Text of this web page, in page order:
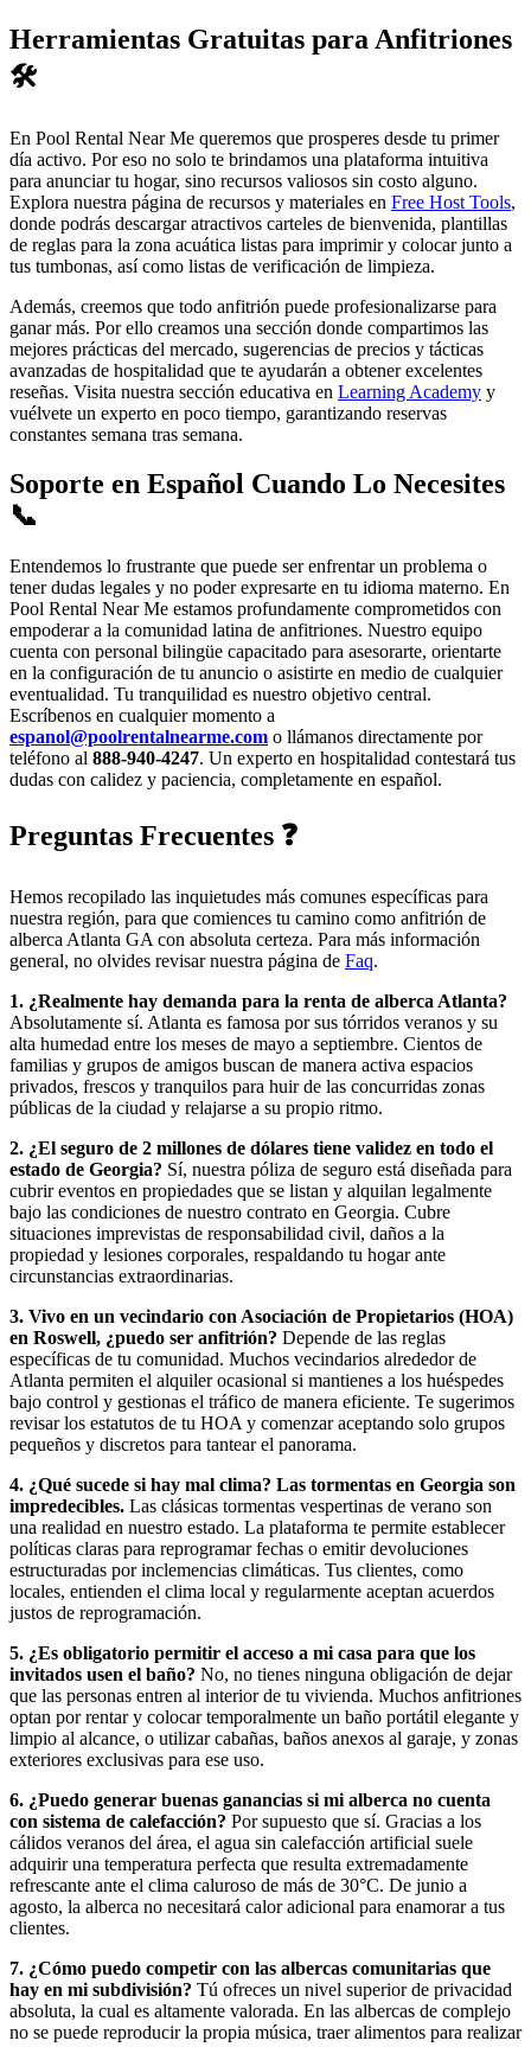
Herramientas Gratuitas para Anfitriones
🛠️
En Pool Rental Near Me queremos que prosperes desde tu primer
día activo. Por eso no solo te brindamos una plataforma intuitiva
para anunciar tu hogar, sino recursos valiosos sin costo alguno.
Explora nuestra página de recursos y materiales en Free Host Tools,
donde podrás descargar atractivos carteles de bienvenida, plantillas
de reglas para la zona acuática listas para imprimir y colocar junto a
tus tumbonas, así como listas de verificación de limpieza.
Además, creemos que todo anfitrión puede profesionalizarse para
ganar más. Por ello creamos una sección donde compartimos las
mejores prácticas del mercado, sugerencias de precios y tácticas
avanzadas de hospitalidad que te ayudarán a obtener excelentes
reseñas. Visita nuestra sección educativa en Learning Academy y
vuélvete un experto en poco tiempo, garantizando reservas
constantes semana tras semana.
Soporte en Español Cuando Lo Necesites
📞
Entendemos lo frustrante que puede ser enfrentar un problema o
tener dudas legales y no poder expresarte en tu idioma materno. En
Pool Rental Near Me estamos profundamente comprometidos con
empoderar a la comunidad latina de anfitriones. Nuestro equipo
cuenta con personal bilingüe capacitado para asesorarte, orientarte
en la configuración de tu anuncio o asistirte en medio de cualquier
eventualidad. Tu tranquilidad es nuestro objetivo central.
Escríbenos en cualquier momento a
espanol@poolrentalnearme.com o llámanos directamente por
teléfono al 888-940-4247. Un experto en hospitalidad contestará tus
dudas con calidez y paciencia, completamente en español.
Preguntas Frecuentes ❓
Hemos recopilado las inquietudes más comunes específicas para
nuestra región, para que comiences tu camino como anfitrión de
alberca Atlanta GA con absoluta certeza. Para más información
general, no olvides revisar nuestra página de Faq.
1. ¿Realmente hay demanda para la renta de alberca Atlanta?
Absolutamente sí. Atlanta es famosa por sus tórridos veranos y su
alta humedad entre los meses de mayo a septiembre. Cientos de
familias y grupos de amigos buscan de manera activa espacios
privados, frescos y tranquilos para huir de las concurridas zonas
públicas de la ciudad y relajarse a su propio ritmo.
2. ¿El seguro de 2 millones de dólares tiene validez en todo el
estado de Georgia? Sí, nuestra póliza de seguro está diseñada para
cubrir eventos en propiedades que se listan y alquilan legalmente
bajo las condiciones de nuestro contrato en Georgia. Cubre
situaciones imprevistas de responsabilidad civil, daños a la
propiedad y lesiones corporales, respaldando tu hogar ante
circunstancias extraordinarias.
3. Vivo en un vecindario con Asociación de Propietarios (HOA)
en Roswell, ¿puedo ser anfitrión? Depende de las reglas
específicas de tu comunidad. Muchos vecindarios alrededor de
Atlanta permiten el alquiler ocasional si mantienes a los huéspedes
bajo control y gestionas el tráfico de manera eficiente. Te sugerimos
revisar los estatutos de tu HOA y comenzar aceptando solo grupos
pequeños y discretos para tantear el panorama.
4. ¿Qué sucede si hay mal clima? Las tormentas en Georgia son
impredecibles. Las clásicas tormentas vespertinas de verano son
una realidad en nuestro estado. La plataforma te permite establecer
políticas claras para reprogramar fechas o emitir devoluciones
estructuradas por inclemencias climáticas. Tus clientes, como
locales, entienden el clima local y regularmente aceptan acuerdos
justos de reprogramación.
5. ¿Es obligatorio permitir el acceso a mi casa para que los
invitados usen el baño? No, no tienes ninguna obligación de dejar
que las personas entren al interior de tu vivienda. Muchos anfitriones
optan por rentar y colocar temporalmente un baño portátil elegante y
limpio al alcance, o utilizar cabañas, baños anexos al garaje, y zonas
exteriores exclusivas para ese uso.
6. ¿Puedo generar buenas ganancias si mi alberca no cuenta
con sistema de calefacción? Por supuesto que sí. Gracias a los
cálidos veranos del área, el agua sin calefacción artificial suele
adquirir una temperatura perfecta que resulta extremadamente
refrescante ante el clima caluroso de más de 30°C. De junio a
agosto, la alberca no necesitará calor adicional para enamorar a tus
clientes.
7. ¿Cómo puedo competir con las albercas comunitarias que
hay en mi subdivisión? Tú ofreces un nivel superior de privacidad
absoluta, la cual es altamente valorada. En las albercas de complejo
no se puede reproducir la propia música, traer alimentos para realizar